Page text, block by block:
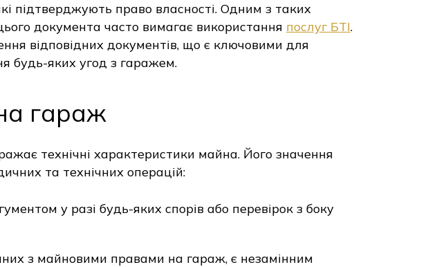
підтверджують право власності. Одним з таких
документа часто вимагає використання послуг БТІ.
відповідних документів, що є ключовими для
будь-яких угод з гаражем.
гараж
технічні характеристики майна. Його значення
та технічних операцій:
у разі будь-яких спорів або перевірок з боку
з майновими правами на гараж, є незамінним